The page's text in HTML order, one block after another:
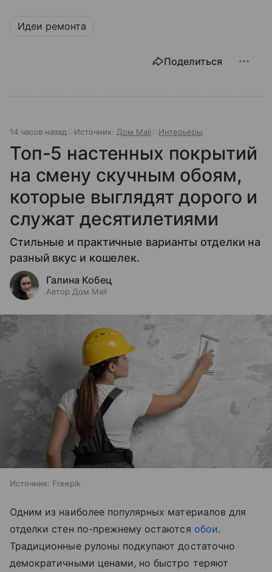
Идеи ремонта
Поделиться
14 часов назад Источник: Дом Mail Интерьеры
Топ-5 настенных покрытий
на смену скучным обоям,
которые выглядят дорого и
служат десятилетиями
Стильные и практичные варианты отделки на
разный вкус и кошелек.
Галина Кобец
Автор Дом Mail
Источник: Freepik
Одним из наиболее популярных материалов для
отделки стен по-прежнему остаются обои.
Традиционные рулоны подкупают достаточно
демократичными ценами, но быстро теряют